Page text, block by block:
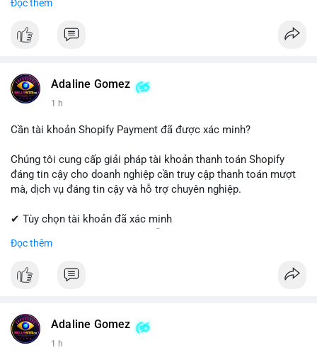
Coinbase, cân nhắc hạ tỷ trọng đòn bẩy và chốt lời một phần.
chờ xác nhận xu hướng từ khối lượng giao dịch trước khi vào
#1077btc #70trieuusd #vilanh
✔ Professional Customer Support
📱 WhatsApp: +1 (681) 549-2683
#telegram #telegramaccount
#sellssmm
Đọc thêm
Adaline Gomez
1 h
Cần tài khoản Shopify Payment đã được xác minh?
Chúng tôi cung cấp giải pháp tài khoản thanh toán Shopify
đáng tin cậy cho doanh nghiệp cần truy cập thanh toán mượt
mà, dịch vụ đáng tin cậy và hỗ trợ chuyên nghiệp.
✔ Tùy chọn tài khoản đã xác minh
✔ Hỗ trợ khách hàng đáng tin cậy
Liên hệ ngay:
#shopify #shopifypayment #ecommerce
Đọc thêm
Adaline Gomez
1 h